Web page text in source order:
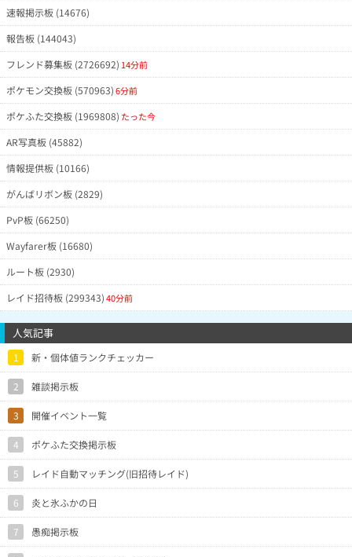
速報掲示板 (14676)
報告板 (144043)
フレンド募集板 (2726692) 14分前
ポケモン交換板 (570963)6分前
ポケふた交換板 (1969808) たった今
AR写真板 (45882)
情報提供板 (10166)
がんばリボン板 (2829)
PvP板 (66250)
Wayfarer板 (16680)
ルート板 (2930)
レイド招待板 (299343)40分前
人気記事
1 新・個体値ランクチェッカー
2 雑談掲示板
3 開催イベント一覧
4 ポケふた交換掲示板
5 レイド自動マッチング(旧招待レイド)
6 炎と氷ふかの日
7 愚痴掲示板